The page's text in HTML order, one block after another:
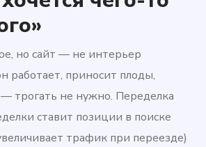
но сайт — не интерьер
работает, приносит плоды,
— трогать не нужно. Переделка
ставит позиции в поиске
трафик при переезде)